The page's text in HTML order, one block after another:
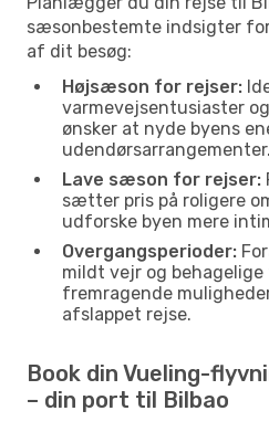
sæsonbestemte indsigter
af dit besøg:
Højsæson for rejser:
varmevejsentusiaster
ønsker at nyde byens
udendørsarrangementer.
Lave sæson for rejser:
sætter pris på roligere
udforske byen mere
Overgangsperioder:
mildt vejr og
fremragende
afslappet rejse.
Book din Vueling-
– din port til Bilbao